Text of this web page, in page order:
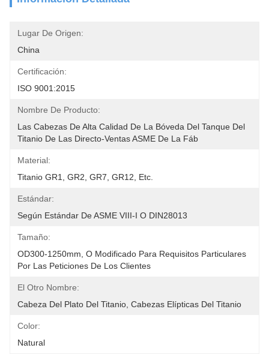
Lugar De Origen:
China
Certificación:
ISO 9001:2015
Nombre De Producto:
Las Cabezas De Alta Calidad De La Bóveda Del Tanque Del
Titanio De Las Directo-Ventas ASME De La Fáb
Material:
Titanio GR1, GR2, GR7, GR12, Etc.
Estándar:
Según Estándar De ASME VIII-I O DIN28013
Tamaño:
OD300-1250mm, O Modificado Para Requisitos Particulares
Por Las Peticiones De Los Clientes
El Otro Nombre:
Cabeza Del Plato Del Titanio, Cabezas Elípticas Del Titanio
Color:
Natural